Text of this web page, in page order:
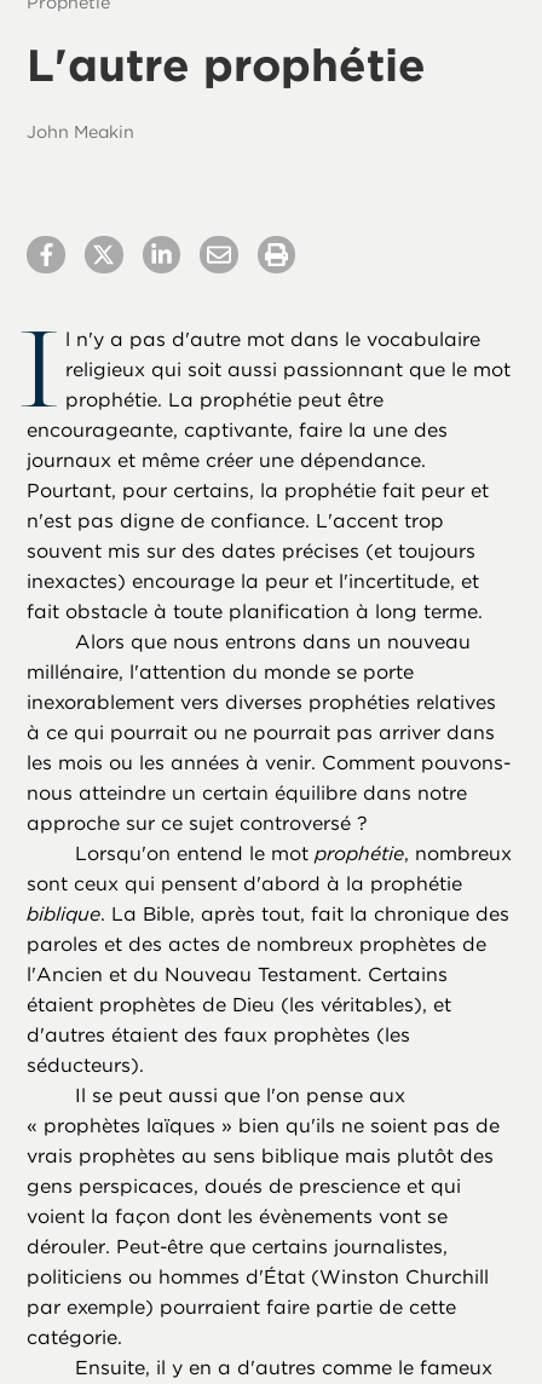
L'autre prophétie
John Meakin
I l n'y a pas d'autre mot dans le vocabulaire
religieux qui soit aussi passionnant que le mot
prophétie. La prophétie peut être
encourageante, captivante, faire la une des
journaux et même créer une dépendance.
Pourtant, pour certains, la prophétie fait peur et
n'est pas digne de confiance. L'accent trop
souvent mis sur des dates précises (et toujours
inexactes) encourage la peur et l'incertitude, et
fait obstacle à toute planification à long terme.
Alors que nous entrons dans un nouveau
millénaire, l'attention du monde se porte
inexorablement vers diverses prophéties relatives
à ce qui pourrait ou ne pourrait pas arriver dans
les mois ou les années à venir. Comment pouvons-
nous atteindre un certain équilibre dans notre
approche sur ce sujet controversé ?
Lorsqu'on entend le motprophétie, nombreux
sont ceux qui pensent d'abord à la prophétie
biblique. La Bible, après tout, fait la chronique des
paroles et des actes de nombreux prophètes de
l'Ancien et du Nouveau Testament. Certains
étaient prophètes de Dieu (les véritables), et
d'autres étaient des faux prophètes (les
séducteurs).
Il se peut aussi que l'on pense aux
« prophètes laïques » bien qu'ils ne soient pas de
vrais prophètes au sens biblique mais plutôt des
gens perspicaces, doués de prescience et qui
voient la façon dont les évènements vont se
dérouler. Peut-être que certains journalistes,
politiciens ou hommes d'État (Winston Churchill
par exemple) pourraient faire partie de cette
catégorie.
Ensuite, il y en a d'autres comme le fameux